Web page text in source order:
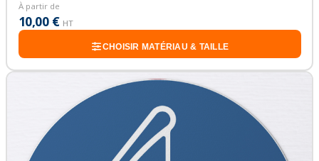
À partir de
10,00 € HT
CHOISIR MATÉRIAU & TAILLE